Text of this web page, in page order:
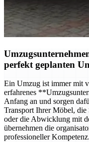
perfekt geplanten
Ein Umzug ist immer mit
erfahrenes
Anfang an und sorgen
Transport Ihrer Möbel, die
oder die Abwicklung mit
übernehmen die
professioneller Kompetenz.